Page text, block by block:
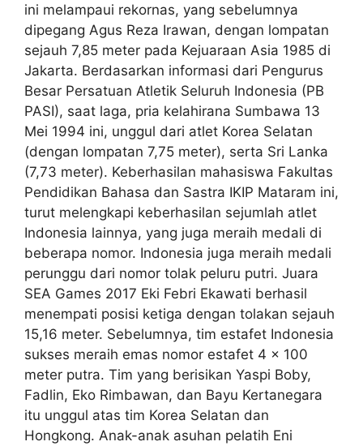
ini melampaui rekornas, yang sebelumnya
dipegang Agus Reza Irawan, dengan lompatan
sejauh 7,85 meter pada Kejuaraan Asia 1985 di
Jakarta. Berdasarkan informasi dari Pengurus
Besar Persatuan Atletik Seluruh Indonesia (PB
PASI), saat laga, pria kelahirana Sumbawa 13
Mei 1994 ini, unggul dari atlet Korea Selatan
(dengan lompatan 7,75 meter), serta Sri Lanka
(7,73 meter). Keberhasilan mahasiswa Fakultas
Pendidikan Bahasa dan Sastra IKIP Mataram ini,
turut melengkapi keberhasilan sejumlah atlet
Indonesia lainnya, yang juga meraih medali di
beberapa nomor. Indonesia juga meraih medali
perunggu dari nomor tolak peluru putri. Juara
SEA Games 2017 Eki Febri Ekawati berhasil
menempati posisi ketiga dengan tolakan sejauh
15,16 meter. Sebelumnya, tim estafet Indonesia
sukses meraih emas nomor estafet 4 x 100
meter putra. Tim yang berisikan Yaspi Boby,
Fadlin, Eko Rimbawan, dan Bayu Kertanegara
itu unggul atas tim Korea Selatan dan
Hongkong. Anak-anak asuhan pelatih Eni